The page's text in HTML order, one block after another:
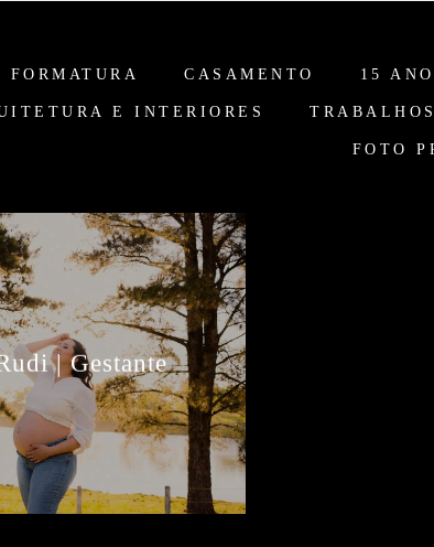
FORMATURA CASAMENTO 15
E INTERIORES
FOTO
| Gestante